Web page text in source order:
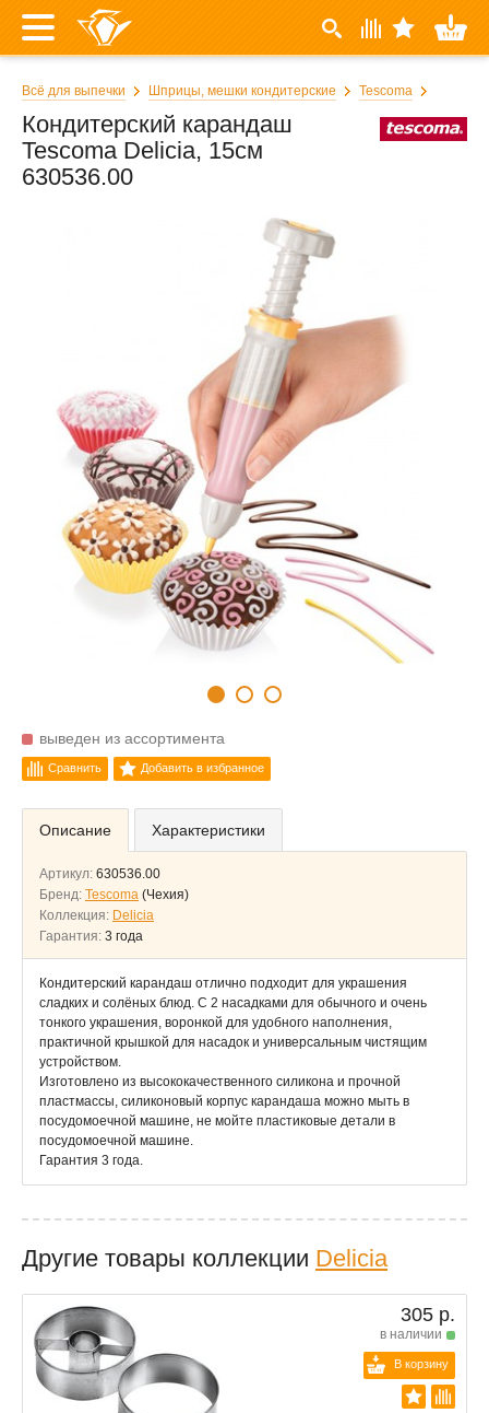
Всё для выпечки Шприцы, мешки кондитерские Tescoma
Кондитерский карандаш
Tescoma Delicia, 15см
630536.00
выведен из ассортимента
Сравнить Добавить в избранное
Описание Характеристики
Артикул: 630536.00
Бренд: Tescoma (Чехия)
Коллекция: Delicia
Гарантия: 3 года
Кондитерский карандаш отлично подходит для украшения
сладких и солёных блюд. С 2 насадками для обычного и очень
тонкого украшения, воронкой для удобного наполнения,
практичной крышкой для насадок и универсальным чистящим
устройством.
Изготовлено из высококачественного силикона и прочной
пластмассы, силиконовый корпус карандаша можно мыть в
посудомоечной машине, не мойте пластиковые детали в
посудомоечной машине.
Гарантия 3 года.
Другие товары коллекции Delicia
305 р.
в наличии
В корзину